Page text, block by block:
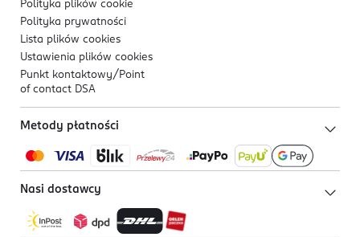
Polityka plików cookie
Polityka prywatności
Lista plików cookies
Ustawienia plików cookies
Punkt kontaktowy/ Point
of contact DSA
Metody płatności
Nasi dostawcy